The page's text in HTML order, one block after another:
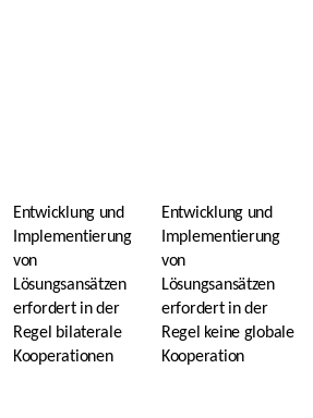
Entwicklung und
Implementierung
von
Lösungsansätzen
erfordert in der
Regel bilaterale
Kooperationen
Entwicklung und
Implementierung
von
Lösungsansätzen
erfordert in der
Regel keine globale
Kooperation